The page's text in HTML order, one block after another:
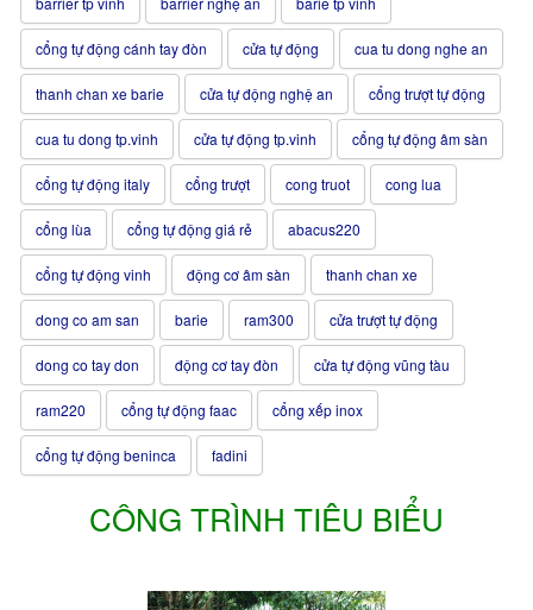
cổng tự động cánh tay đòn cửa tự động cua tu dong nghe an
thanh chan xe barie cửa tự động nghệ an cổng trượt tự động
cua tu dong tp.vinh cửa tự động tp.vinh cổng tự động âm sàn
cổng tự động italy cổng trượt cong truot cong lua
cổng lùa cổng tự động giá rẻ abacus220
cổng tự động vinh động cơ âm sàn thanh chan xe
dong co am san barie ram300 cửa trượt tự động
dong co tay don động cơ tay đòn cửa tự động vũng tàu
ram220 cổng tự động faac cổng xếp inox
cổng tự động beninca fadini
CÔNG TRÌNH TIÊU BIỂU